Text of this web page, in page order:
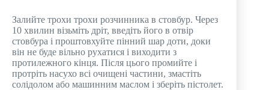
Залийте трохи трохи розчинника в стовбур. Через
10 хвилин візьміть дріт, введіть його в отвір
стовбура і проштовхуйте пінний шар доти, доки
він не буде вільно рухатися і виходити з
протилежного кінця. Після цього промийте і
протріть насухо всі очищені частини, змастіть
солідолом або машинним маслом і зберіть пістолет.